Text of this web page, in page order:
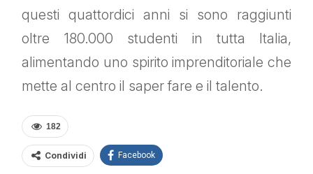
questi quattordici anni si sono raggiunti
oltre 180.000 studenti in tutta Italia,
alimentando uno spirito imprenditoriale che
mette al centro il saper fare e il talento.
182
Condividi Facebook